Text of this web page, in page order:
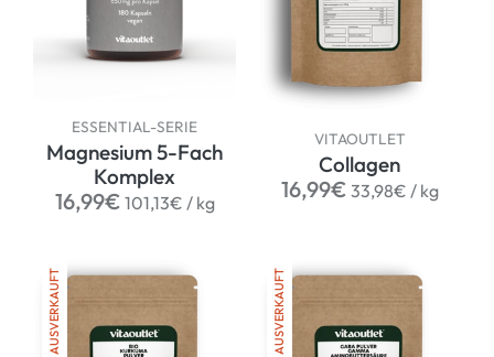
ESSENTIAL-SERIE
Magnesium 5-Fach
Komplex
Normaler
16,99€ 101,13€ / per
kg
VITAOUTLET
Collagen
Normaler
16,99€ 33,98€ / per
kg
AUSVERKAUFT AUSVERKAUFT